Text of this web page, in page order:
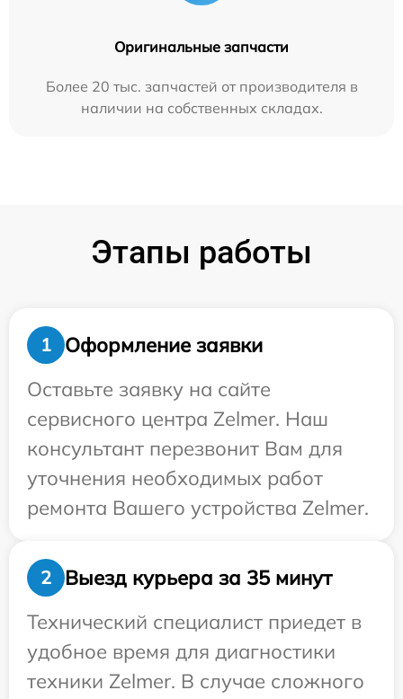
Оригинальные запчасти
Более 20 тыс. запчастей от производителя в
наличии на собственных складах.
Этапы работы
1
Оформление заявки
Оставьте заявку на сайте
сервисного центра Zelmer. Наш
консультант перезвонит Вам для
уточнения необходимых работ
ремонта Вашего устройства Zelmer.
2
Выезд курьера за 35 минут
Технический специалист приедет в
удобное время для диагностики
техники Zelmer. В случае сложного